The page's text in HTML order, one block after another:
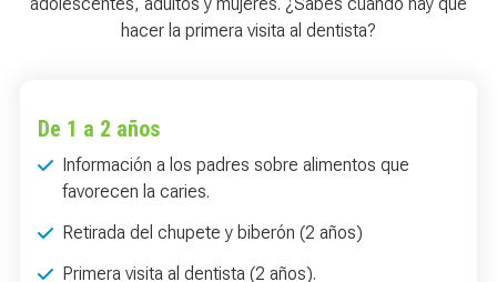
adolescentes, adultos y mujeres. ¿Sabes cuándo hay que
hacer la primera visita al dentista?
De 1 a 2 años
Información a los padres sobre alimentos que
favorecen la caries.
Retirada del chupete y biberón (2 años)
Primera visita al dentista (2 años).